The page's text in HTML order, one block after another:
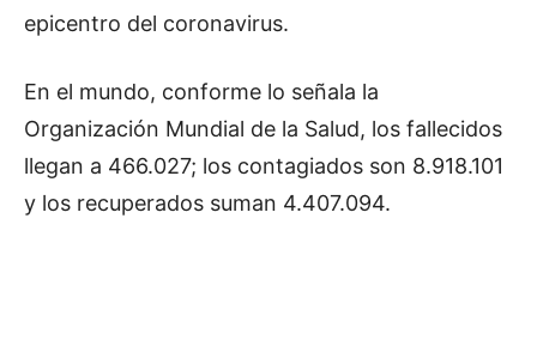
epicentro del coronavirus.
En el mundo, conforme lo señala la
Organización Mundial de la Salud, los fallecidos
llegan a 466.027; los contagiados son 8.918.101
y los recuperados suman 4.407.094.